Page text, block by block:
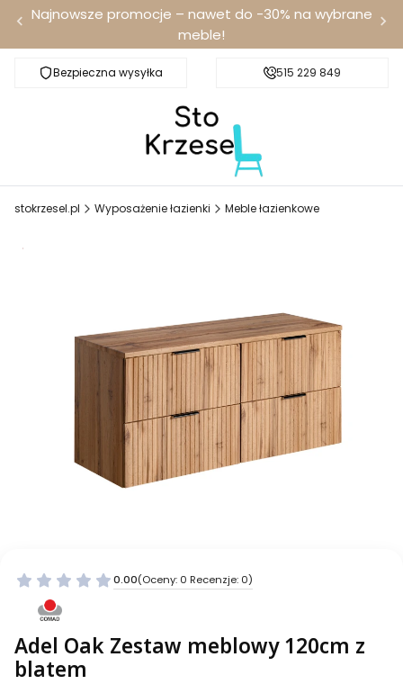
Najnowsze promocje – nawet do -30% na wybrane
meble!
Bezpieczna wysyłka Darmowa dostawa od 100 zł
515 229 849
stokrzesel.pl Wyposażenie łazienki Meble łazienkowe
Promocja
0.00(Oceny: 0 Recenzje: 0)
Adel Oak Zestaw meblowy 120cm z
blatem